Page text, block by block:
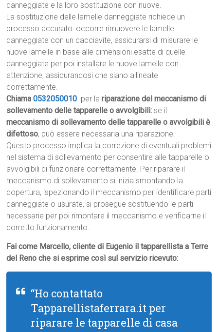
danneggiate e la loro sostituzione con nuove.
La sostituzione delle lamelle danneggiate richiede un
processo accurato: occorre rimuovere le lamelle
danneggiate con un cacciavite, assicurarsi di misurare le
nuove lamelle in base alle dimensioni esatte di quelle
danneggiate per poi installare le nuove lamelle con
attenzione, assicurandosi che siano allineate
correttamente.
Chiama0532050010 per lariparazione del meccanismo di
sollevamento delle tapparelle o avvolgibili: se il
meccanismo di sollevamento delle tapparelle o avvolgibili è
difettoso, può essere necessaria una riparazione.
Questo processo implica la correzione di eventuali problemi
nel sistema di sollevamento per consentire alle tapparelle o
avvolgibili di funzionare correttamente. Per riparare il
meccanismo di sollevamento si inizia smontando la
copertura, ispezionando il meccanismo per identificare parti
danneggiate o usurate, si prosegue sostituendo le parti
necessarie per poi rimontare il meccanismo e verificarne il
corretto funzionamento.
Fai come Marcello, cliente di Eugenio il tapparellista a Terre
del Reno che si esprime così sul servizio ricevuto:
“Ho contattato
Tapparellistaferrara.it per
riparare le tapparelle di casa